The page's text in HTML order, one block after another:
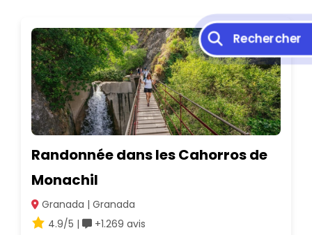
Randonnée dans les Cahorros de
Monachil
Granada | Granada
4.9/5 |
+1.269 avis
Rechercher